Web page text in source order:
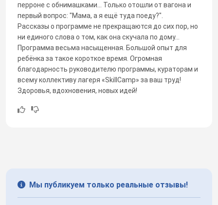
перроне с обнимашками... Только отошли от вагона и
первый вопрос: "Мама, а я ещё туда поеду?".
Рассказы о программе не прекращаются до сих пор, но
ни единого слова о том, как она скучала по дому...
Программа весьма насыщенная. Большой опыт для
ребёнка за такое короткое время. Огромная
благодарность руководителю программы, кураторам и
всему коллективу лагеря «SkillCamp» за ваш труд!
Здоровья, вдохновения, новых идей!
Мы публикуем только реальные отзывы!